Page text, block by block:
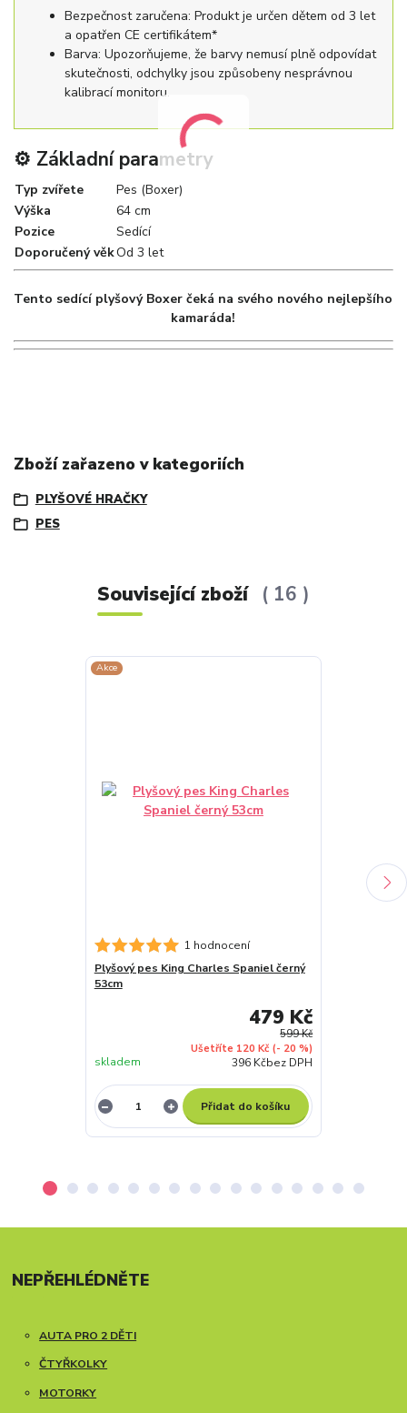
Bezpečnost zaručena: Produkt je určen dětem od 3 let
a opatřen CE certifikátem*
Barva: Upozorňujeme, že barvy nemusí plně odpovídat
skutečnosti, odchylky jsou způsobeny nesprávnou
kalibrací monitoru.
⚙️ Základní parametry
Typ zvířete
Pes (Boxer)
Výška
64 cm
Pozice
Sedící
Doporučený věkOd 3 let
Tento sedící plyšový Boxer čeká na svého nového nejlepšího
kamaráda!
Zboží zařazeno v kategoriích
PLYŠOVÉ HRAČKY
PES
Související zboží 16
Akce
1 hodnocení
Plyšový pes King Charles Spaniel černý
53cm
599 Kč
Ušetříte 120 Kč (- 20 %)
479 Kč
396 Kčbez DPH
skladem
Přidat do košíku
NEPŘEHLÉDNĚTE
AUTA PRO 2 DĚTI
ČTYŘKOLKY
MOTORKY